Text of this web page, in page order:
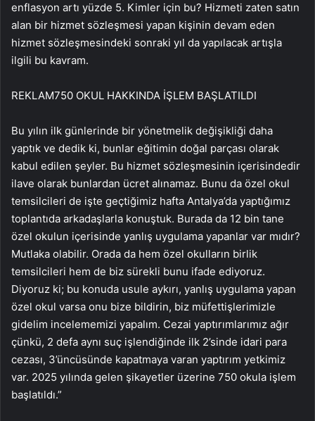
enflasyon artı yüzde 5. Kimler için bu? Hizmeti zaten satın
alan bir hizmet sözleşmesi yapan kişinin devam eden
hizmet sözleşmesindeki sonraki yıl da yapılacak artışla
ilgili bu kavram.
REKLAM750 OKUL HAKKINDA İŞLEM BAŞLATILDI
Bu yılın ilk günlerinde bir yönetmelik değişikliği daha
yaptık ve dedik ki, bunlar eğitimin doğal parçası olarak
kabul edilen şeyler. Bu hizmet sözleşmesinin içerisindedir
ilave olarak bunlardan ücret alınamaz. Bunu da özel okul
temsilcileri de işte geçtiğimiz hafta Antalya’da yaptığımız
toplantıda arkadaşlarla konuştuk. Burada da 12 bin tane
özel okulun içerisinde yanlış uygulama yapanlar var mıdır?
Mutlaka olabilir. Orada da hem özel okulların birlik
temsilcileri hem de biz sürekli bunu ifade ediyoruz.
Diyoruz ki; bu konuda usule aykırı, yanlış uygulama yapan
özel okul varsa onu bize bildirin, biz müfettişlerimizle
gidelim incelememizi yapalım. Cezai yaptırımlarımız ağır
çünkü, 2 defa aynı suç işlendiğinde ilk 2’sinde idari para
cezası, 3’üncüsünde kapatmaya varan yaptırım yetkimiz
var. 2025 yılında gelen şikayetler üzerine 750 okula işlem
başlatıldı.”